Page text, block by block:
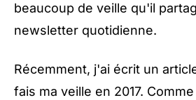
beaucoup de veille qu'il
newsletter quotidienne.
Récemment, j'ai écrit un
fais ma veille en 2017.